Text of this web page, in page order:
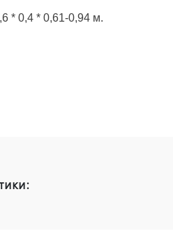
* 0,4 * 0,61-0,94 м.